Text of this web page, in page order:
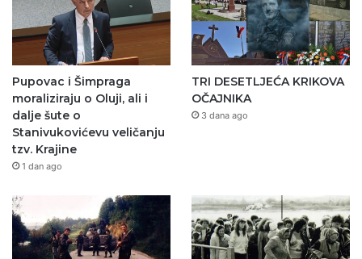
Pupovac i Šimpraga
moraliziraju o Oluji, ali i
dalje šute o
Stanivukovićevu veličanju
tzv. Krajine
1 dan ago
TRI DESETLJEĆA KRIKOVA
OČAJNIKA
3 dana ago